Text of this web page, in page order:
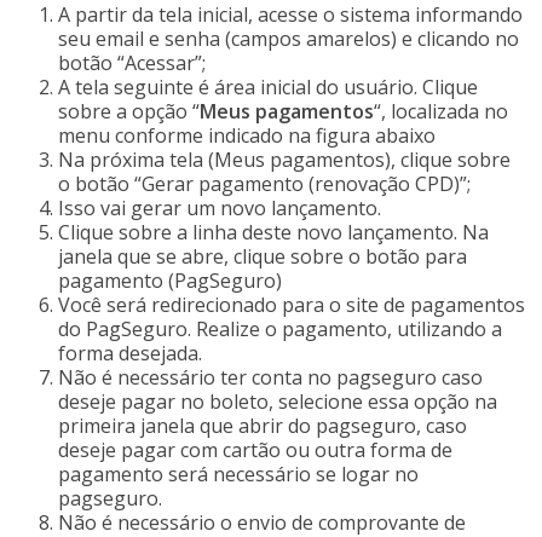
A partir da tela inicial, acesse o sistema informando
seu email e senha (campos amarelos) e clicando no
botão “Acessar”;
A tela seguinte é área inicial do usuário. Clique
sobre a opção “Meus pagamentos“, localizada no
menu conforme indicado na figura abaixo
Na próxima tela (Meus pagamentos), clique sobre
o botão “Gerar pagamento (renovação CPD)”;
Isso vai gerar um novo lançamento.
Clique sobre a linha deste novo lançamento. Na
janela que se abre, clique sobre o botão para
pagamento (PagSeguro)
Você será redirecionado para o site de pagamentos
do PagSeguro. Realize o pagamento, utilizando a
forma desejada.
Não é necessário ter conta no pagseguro caso
deseje pagar no boleto, selecione essa opção na
primeira janela que abrir do pagseguro, caso
deseje pagar com cartão ou outra forma de
pagamento será necessário se logar no
pagseguro.
Não é necessário o envio de comprovante de